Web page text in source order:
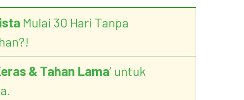
Mulai 30 Hari Tanpa
& Tahan Lama’ untuk